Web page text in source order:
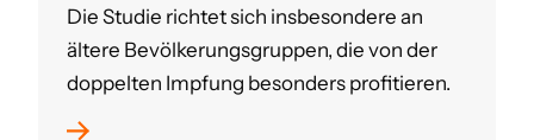
Die Studie richtet sich insbesondere an
ältere Bevölkerungsgruppen, die von der
doppelten Impfung besonders profitieren.